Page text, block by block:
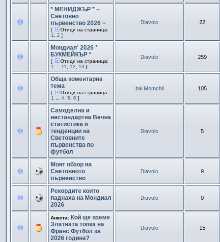
* МЕНИДЖЪР * ~
Световно
първенство 2026 ~
[
Отиди на страница:
1
2 ]
Diavolo 22
Мондиал' 2026 *
БУКМЕЙКЪР *
[
Отиди на страница:
1
11 12 13 ]
Diavolo 259
Обща коментарна
тема
[
Отиди на страница:
1
4 5 6 ]
bai Momchil 105
Самоделна и
нестандартна Вечна
статистика и
тенденции на
Световните
първенства по
футбол
Diavolo 5
Моят обзор на
Световното
първенство
Diavolo 9
Рекордите които
паднаха на Мондиал
2026
Diavolo 0
Анкета: Кой ще вземе
Златната топка на
Франс Футбол за
2026 година?
Diavolo 15